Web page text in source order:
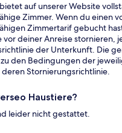
auf unserer Website
Zimmer. Wenn du einen
Zimmertarif gebucht
vor deiner Anreise stornieren,
der Unterkunft. Die
zu den Bedingungen der
Stornierungsrichtlinie.
Haustiere?
leider nicht gestattet.